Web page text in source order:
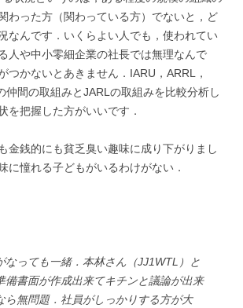
わった方（関わっている方）でないと，ど
なんです．いくらよい人でも，使われてい
人や中小零細企業の社長では無理なんで
つかないとあきません．IARU，ARRL，
仲間の取組みとJARLの取組みを比較分析し
を把握した方がいいです．
金銭的にも貧乏臭い趣味に成り下がりまし
に憧れる子どもがいるわけがない．
なっても一緒．本林さん（JJ1WTL）と
備書面が作成出来てキチンと議論が出来
ら無問題．社員がしっかりする方が大